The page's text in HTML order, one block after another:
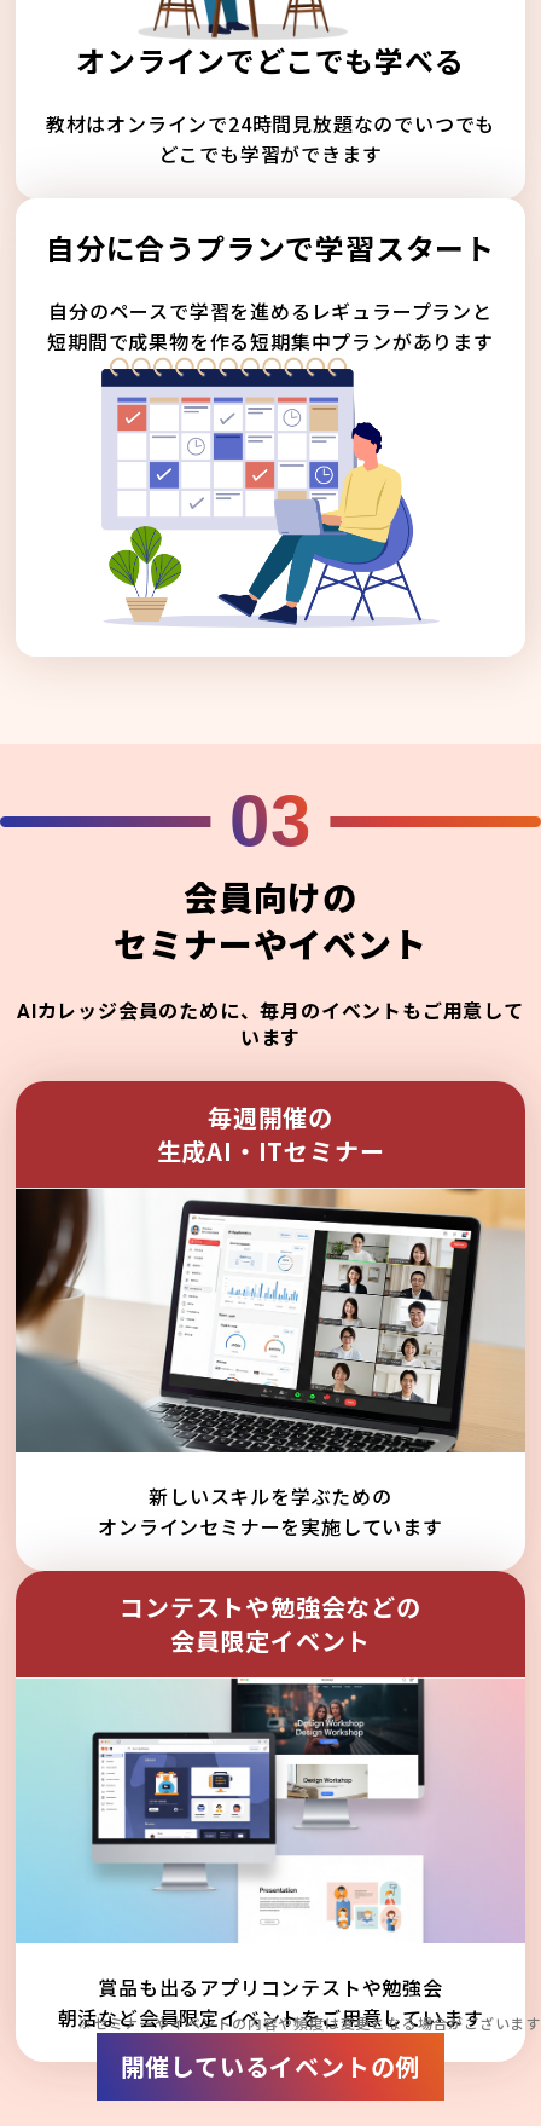
オンラインでどこでも学べる
教材はオンラインで24時間見放題なのでいつでも
どこでも学習ができます
自分に合うプランで学習スタート
自分のペースで学習を進めるレギュラープランと
短期間で成果物を作る短期集中プランがあります
03
会員向けの
セミナーやイベント
AIカレッジ会員のために、毎月のイベントもご用意して
います
毎週開催の
生成AI・ITセミナー
新しいスキルを学ぶための
オンラインセミナーを実施しています
コンテストや勉強会などの
会員限定イベント
賞品も出るアプリコンテストや勉強会
朝活など会員限定イベントをご用意しています
※セミナーやイベントの内容や頻度は変更となる場合がございます
開催しているイベントの例